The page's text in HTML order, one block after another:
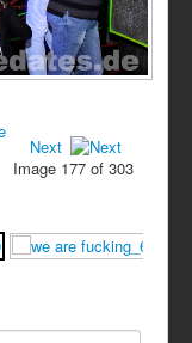
Next
Image 177 of 303